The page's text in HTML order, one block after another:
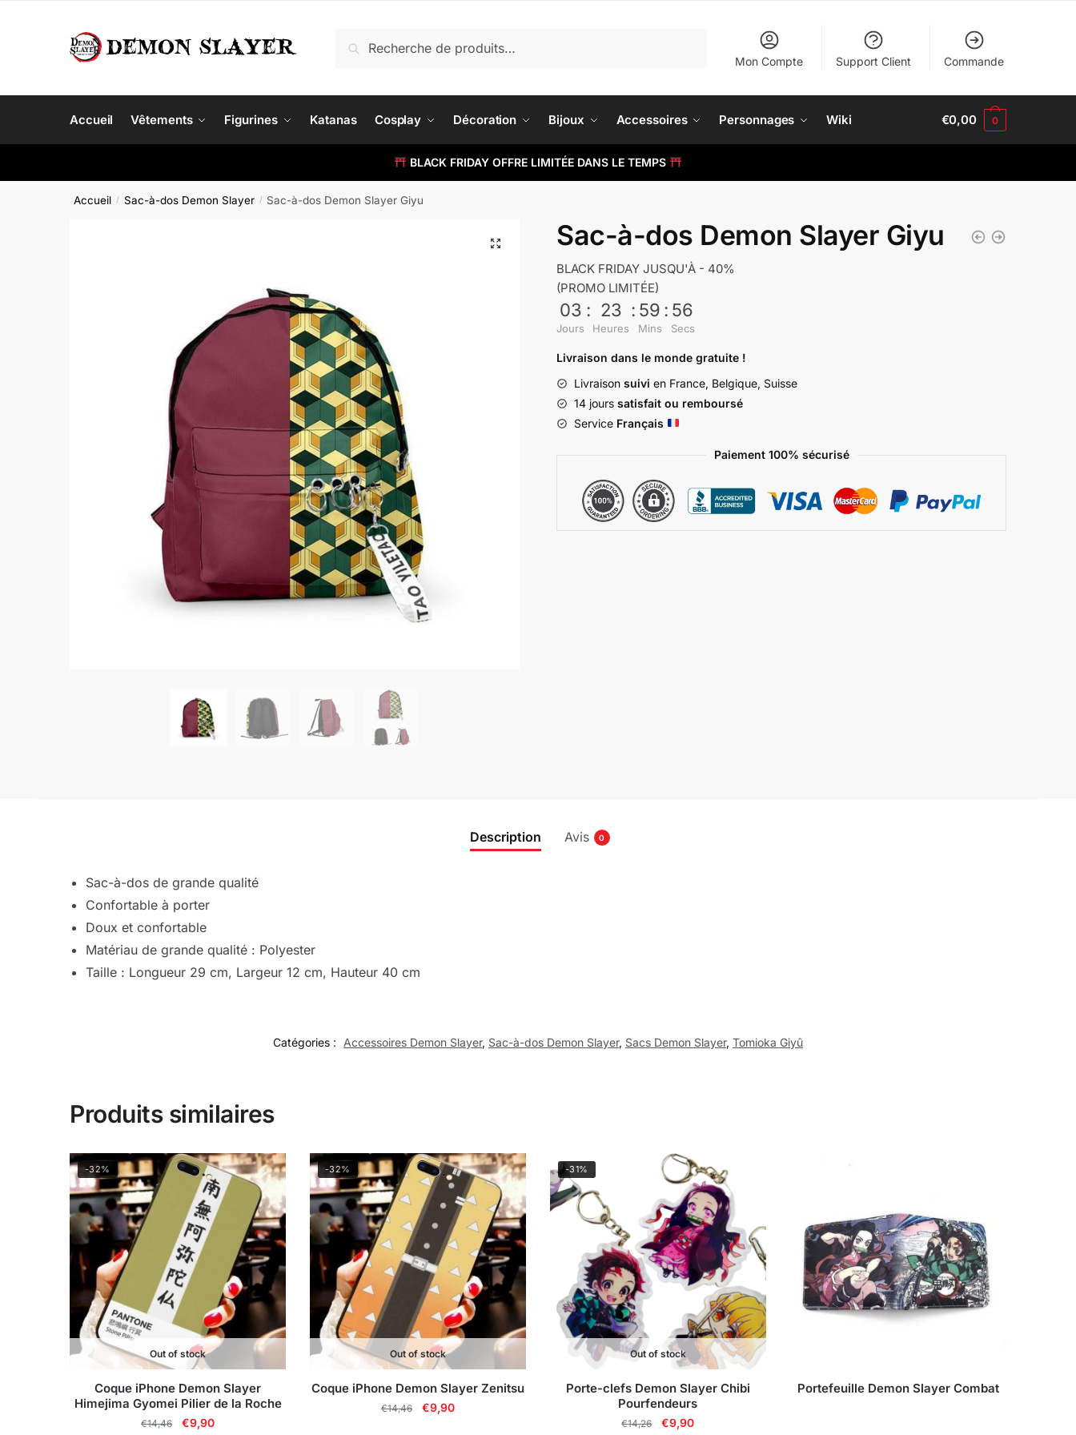
pour :
Recherche
Mon Compte Support Client Commande
Accueil Vêtements Figurines Katanas Cosplay Décoration Bijoux Accessoires Personnages Wiki €0,00 0
BLACK FRIDAY OFFRE LIMITÉE DANS LE TEMPS
Accueil / Sac-à-dos Demon Slayer / Sac-à-dos Demon Slayer Giyu
Sac-à-dos Demon Slayer Giyu
BLACK FRIDAY JUSQU'À - 40%
(PROMO LIMITÉE)
03
Jours
: 23
Heures
: 59
Mins
: 55
Secs
Livraison dans le monde gratuite !
Livraisonsuivi en France, Belgique, Suisse
14 jourssatisfait ou remboursé
Service Français
Paiement 100% sécurisé
Description Avis 0
Sac-à-dos de grande qualité
Confortable à porter
Doux et confortable
Matériau de grande qualité : Polyester
Taille : Longueur 29 cm, Largeur 12 cm, Hauteur 40 cm
Catégories : Accessoires Demon Slayer, Sac-à-dos Demon Slayer, Sacs Demon Slayer, Tomioka Giyû
Produits similaires
-32%
Out of stock
Coque iPhone Demon Slayer
Himejima Gyomei Pilier de la Roche
€14,46
Le
€9,90Le
-32%
Out of stock
Coque iPhone Demon Slayer Zenitsu
€14,46
Le
€9,90Le
-31%
Out of stock
Porte-clefs Demon Slayer Chibi
Pourfendeurs
€14,26
Le
€9,90Le
Portefeuille Demon Slayer Combat